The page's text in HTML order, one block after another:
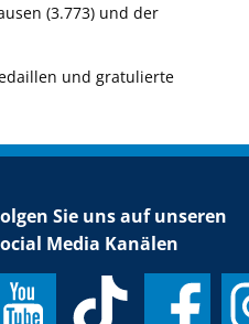
(3.773) und der
und gratulierte
Sie uns auf unseren
Media Kanälen